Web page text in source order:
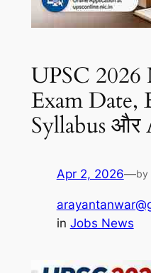
UPSC
Exam
Syllabus और
Apr 2, 2026—by
in Jobs News